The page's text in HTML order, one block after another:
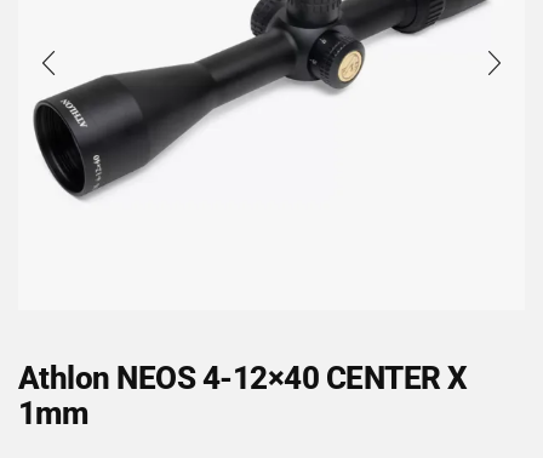
Athlon NEOS 4-12×40 CENTER X
1mm